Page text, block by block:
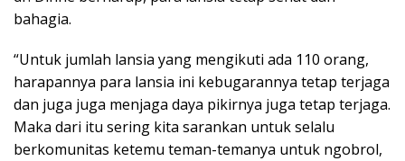
bahagia.
“Untuk jumlah lansia yang mengikuti ada 110 orang,
harapannya para lansia ini kebugarannya tetap terjaga
dan juga juga menjaga daya pikirnya juga tetap terjaga.
Maka dari itu sering kita sarankan untuk selalu
berkomunitas ketemu teman-temanya untuk ngobrol,